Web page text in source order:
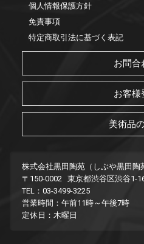
個人情報保護方針
免責事項
特定商取引法に基づく表記
お問合
お客様
美術品
株式会社黒田陶苑（しぶや黒田陶
〒150-0002 東京都渋谷区渋谷1-
TEL：03-3499-3225
営業時間：午前11時～午後7時
定休日：木曜日